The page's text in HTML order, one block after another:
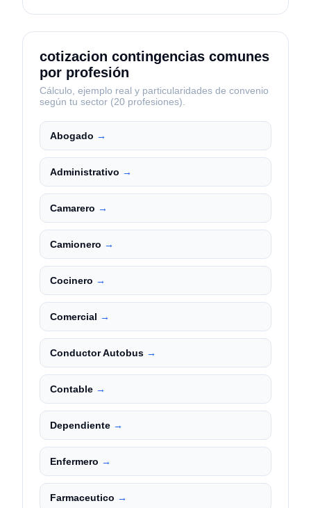
cotizacion contingencias comunes
por profesión
Cálculo, ejemplo real y particularidades de convenio
según tu sector (20 profesiones).
Abogado →
Administrativo →
Camarero →
Camionero →
Cocinero →
Comercial →
Conductor Autobus →
Contable →
Dependiente →
Enfermero →
Farmaceutico →